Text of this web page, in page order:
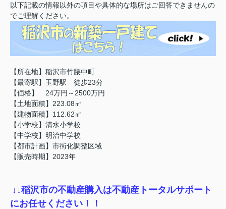
以下記載の情報以外の項目や具体的な場所はご回答できませんの
でご理解ください。
【所在地】稲沢市竹腰中町
【最寄駅】玉野駅 徒歩23分
【価格】 24万円～2500万円
【土地面積】223.08㎡
【建物面積】112.62㎡
【小学校】清水小学校
【中学校】明治中学校
【都市計画】市街化調整区域
【販売時期】2023年
↓ ↓稲沢市の不動産購入は不動産トータルサポート
にお任せください！！